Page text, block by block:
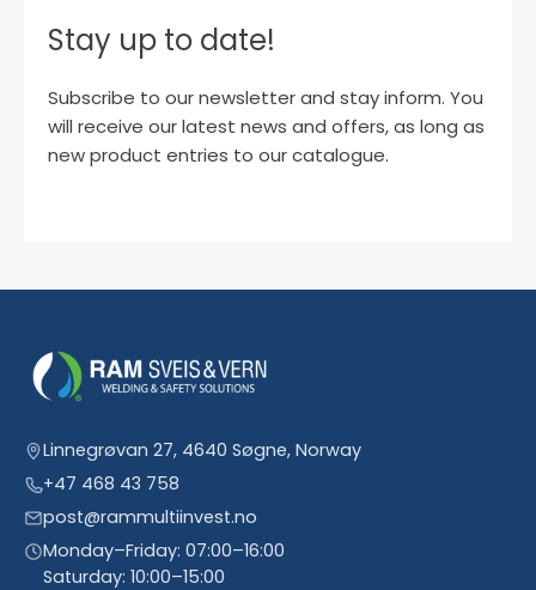
Stay up to date!
Subscribe to our newsletter and stay inform. You
will receive our latest news and offers, as long as
new product entries to our catalogue.
Linnegrøvan 27, 4640 Søgne, Norway
+47 468 43 758
post@rammultiinvest.no
Monday–Friday: 07:00–16:00
Saturday: 10:00–15:00